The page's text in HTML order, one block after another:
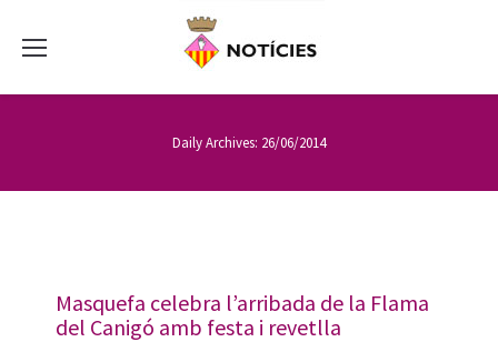
Daily Archives: 26/06/2014
Masquefa celebra l’arribada de la Flama
del Canigó amb festa i revetlla